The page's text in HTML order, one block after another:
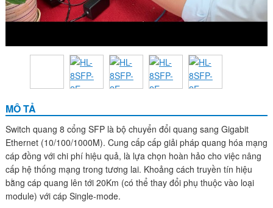
MÔ TẢ
Switch quang 8 cổng SFP là bộ chuyển đổi quang sang Gigabit
Ethernet (10/100/1000M). Cung cấp cấp giải pháp quang hóa mạng
cáp đồng với chi phí hiệu quả, là lựa chọn hoàn hảo cho việc nâng
cấp hệ thống mạng trong tương lai. Khoảng cách truyền tín hiệu
bằng cáp quang lên tới 20Km (có thể thay đổi phụ thuộc vào loại
module) với cáp Single-mode.